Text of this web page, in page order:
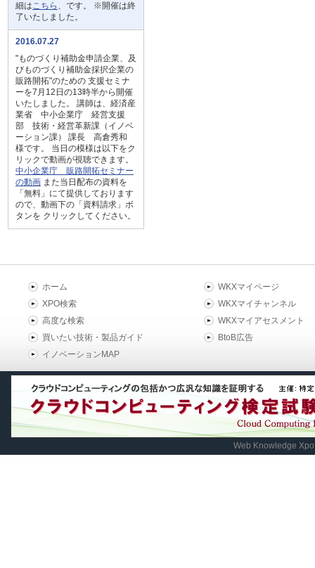
細はこちら 、です。 ※開催は終
了いたしました。
2016.07.27
"ものづくり補助金申請企業、及
びものづくり補助金採択企業の
販路開拓"のための 支援セミナ
ーを7月12日の13時半から開催
いたしました。 講師は、経済産
業省 中小企業庁 経営支援
部 技術・経営革新課（イノベ
ーション課） 課長 高倉秀和
様です。 当日の模様は以下をク
リックで動画が視聴できます。
中小企業庁 販路開拓セミナー
の動画 また当日配布の資料を
「無料」にて提供しております
ので、動画下の「資料請求」ボ
タンを クリックしてください。
ホーム
XPO検索
高度な検索
買いたい技術・製品ガイド
イノベーションMAP
WKXマイページ
WKXマイチャンネル
WKXマイアセスメント
BtoB広告
Web Knowledge